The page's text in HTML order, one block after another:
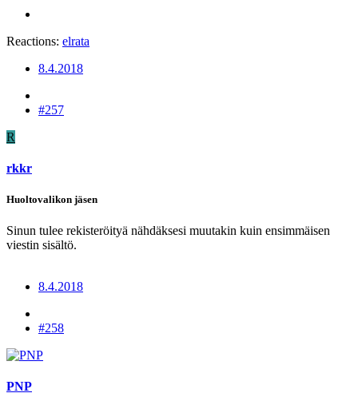
Reactions: elrata
8.4.2018
#257
R
rkkr
Huoltovalikon jäsen
Sinun tulee rekisteröityä nähdäksesi muutakin kuin ensimmäisen
viestin sisältö.
8.4.2018
#258
PNP